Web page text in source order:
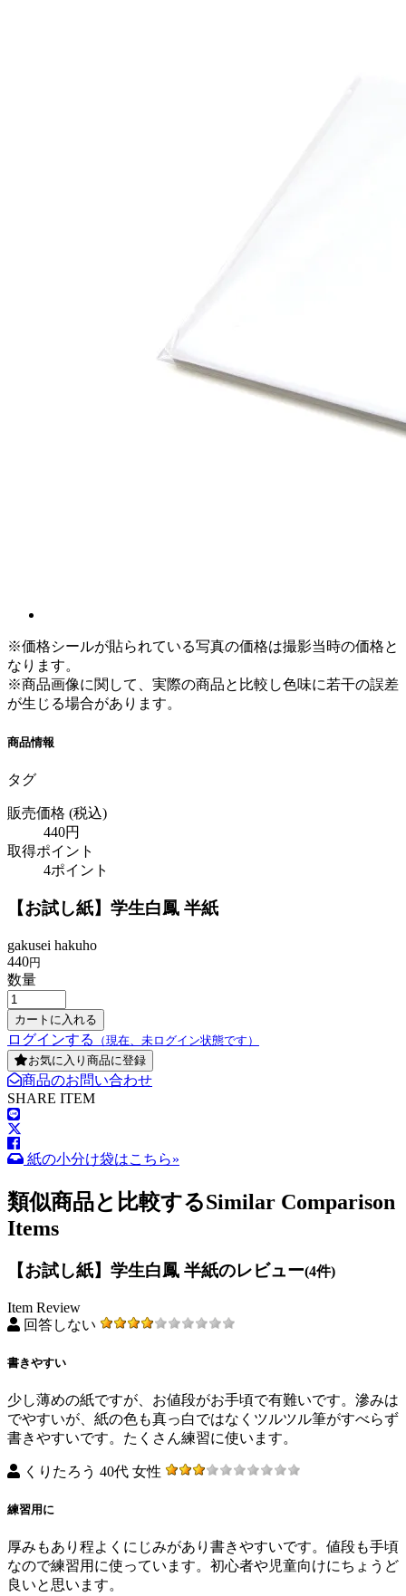
※価格シールが貼られている写真の価格は撮影当時の価格と
なります。
※商品画像に関して、実際の商品と比較し色味に若干の誤差
が生じる場合があります。
商品情報
タグ
販売価格 (税込)
440円
取得ポイント
4ポイント
【お試し紙】学生白鳳 半紙
gakusei hakuho
440円
数量
ログインする
（現在、未ログイン状態です）
お気に入り商品に登録
商品のお問い合わせ
SHARE ITEM
紙の小分け袋はこちら»
類似商品と比較するSimilar Comparison
Items
【お試し紙】学生白鳳 半紙のレビュー(4件)
Item Review
回答しない
書きやすい
少し薄めの紙ですが、お値段がお手頃で有難いです。滲みは
でやすいが、紙の色も真っ白ではなくツルツル筆がすべらず
書きやすいです。たくさん練習に使います。
くりたろう 40代 女性
練習用に
厚みもあり程よくにじみがあり書きやすいです。値段も手頃
なので練習用に使っています。初心者や児童向けにちょうど
良いと思います。